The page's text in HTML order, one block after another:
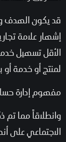
قد يكون الهدف
إشهار علامة
الأقل تسهيل
لمنتج أو خدمة أو
مفهوم إدارة
وانطلاقاً مما تم
الاجتماعي على